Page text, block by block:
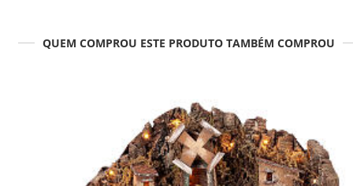
QUEM COMPROU ESTE PRODUTO TAMBÉM COMPROU